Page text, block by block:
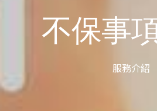
不保事
服務介紹